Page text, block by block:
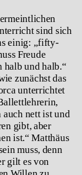
sind sich
einig: „fifty-
Freude
halb und halb.“
zunächst das
unterrichtet
auch nett ist und
gibt, aber
ist.“ Matthäus
muss, denn
gilt es von